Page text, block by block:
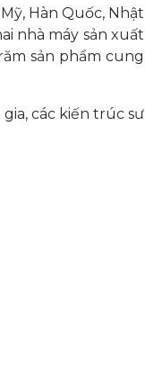
Hàn Quốc, Nhật
nhà máy sản xuất
sản phẩm cung
các kiến trúc sư